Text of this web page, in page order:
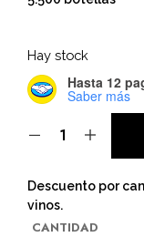
Hay stock
Hasta 12
Saber más
Descuento por
vinos.
CANTIDAD